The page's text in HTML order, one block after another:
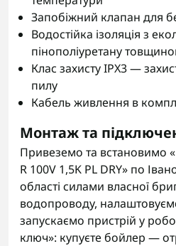
Запобіжний клапан для
Водостійка ізоляція з
пінополіуретану
Клас захисту IPX3 —
пилу
Кабель живлення в
Монтаж та
Привеземо та встановимо
R 100V 1,5K PL DRY» по
області силами власної
водопроводу,
запускаємо пристрій у
ключ»: купуєте бойлер —